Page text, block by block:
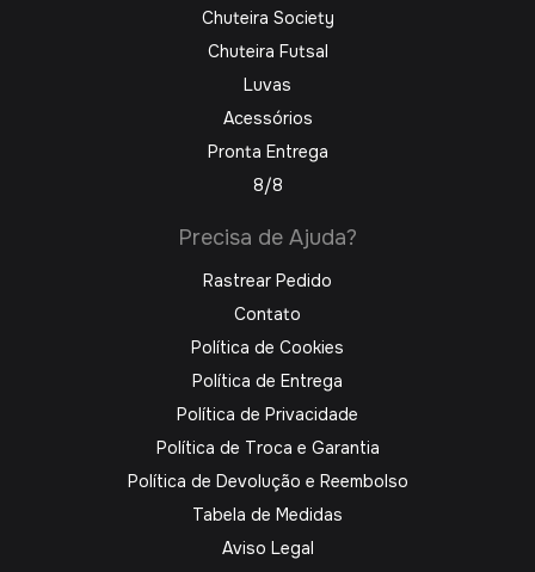
Chuteira Society
Chuteira Futsal
Luvas
Acessórios
Pronta Entrega
8/8
Precisa de Ajuda?
Rastrear Pedido
Contato
Política de Cookies
Política de Entrega
Política de Privacidade
Política de Troca e Garantia
Política de Devolução e Reembolso
Tabela de Medidas
Aviso Legal